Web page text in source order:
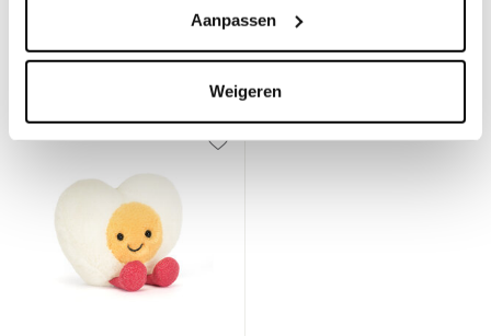
Aanpassen
Weigeren
Incl. btw